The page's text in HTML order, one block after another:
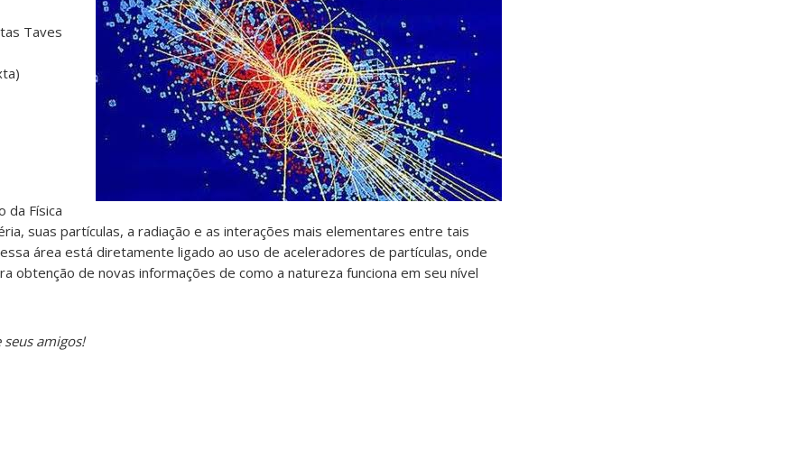
Taves
da Física
suas partículas, a radiação e as interações mais elementares entre tais
área está diretamente ligado ao uso de aceleradores de partículas, onde
obtenção de novas informações de como a natureza funciona em seu nível
seus amigos!